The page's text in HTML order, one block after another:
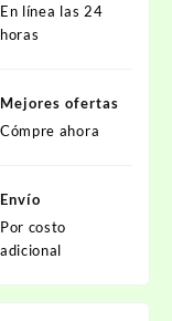
En línea las 24
horas
Mejores ofertas
Cómpre ahora
Envío
Por costo
adicional